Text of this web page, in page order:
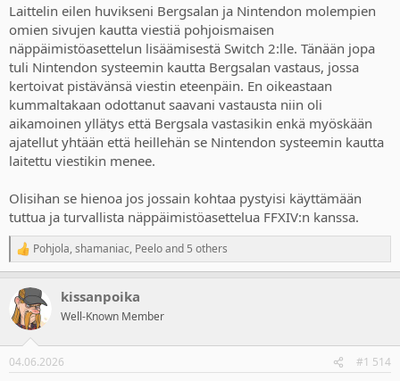
Laittelin eilen huvikseni Bergsalan ja Nintendon molempien
omien sivujen kautta viestiä pohjoismaisen
näppäimistöasettelun lisäämisestä Switch 2:lle. Tänään jopa
tuli Nintendon systeemin kautta Bergsalan vastaus, jossa
kertoivat pistävänsä viestin eteenpäin. En oikeastaan
kummaltakaan odottanut saavani vastausta niin oli
aikamoinen yllätys että Bergsala vastasikin enkä myöskään
ajatellut yhtään että heillehän se Nintendon systeemin kautta
laitettu viestikin menee.
Olisihan se hienoa jos jossain kohtaa pystyisi käyttämään
tuttua ja turvallista näppäimistöasettelua FFXIV:n kanssa.
R
e
c
t
i
n
s
Pohjola, shamaniac, Peeloand 5 others
kissanpoika
Well-Known Member
04.06.2026 #1 514